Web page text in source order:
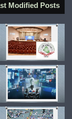
Modified Posts